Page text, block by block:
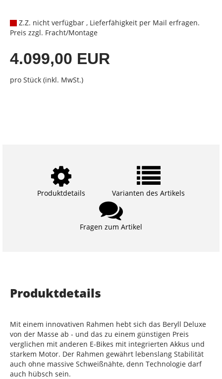
Z.Z. nicht verfügbar , Lieferfähigkeit per Mail erfragen.
Preis zzgl. Fracht/Montage
4.099,00 EUR
pro Stück (inkl. MwSt.)
Produktdetails Varianten des Artikels
Fragen zum Artikel
Produktdetails
Mit einem innovativen Rahmen hebt sich das Beryll Deluxe
von der Masse ab - und das zu einem günstigen Preis
verglichen mit anderen E-Bikes mit integrierten Akkus und
starkem Motor. Der Rahmen gewährt lebenslang Stabilität
auch ohne massive Schweißnähte, denn Technologie darf
auch hübsch sein.